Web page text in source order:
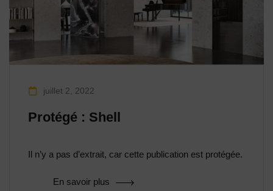
juillet 2, 2022
Protégé : Shell
Il n’y a pas d’extrait, car cette publication est protégée.
En savoir plus